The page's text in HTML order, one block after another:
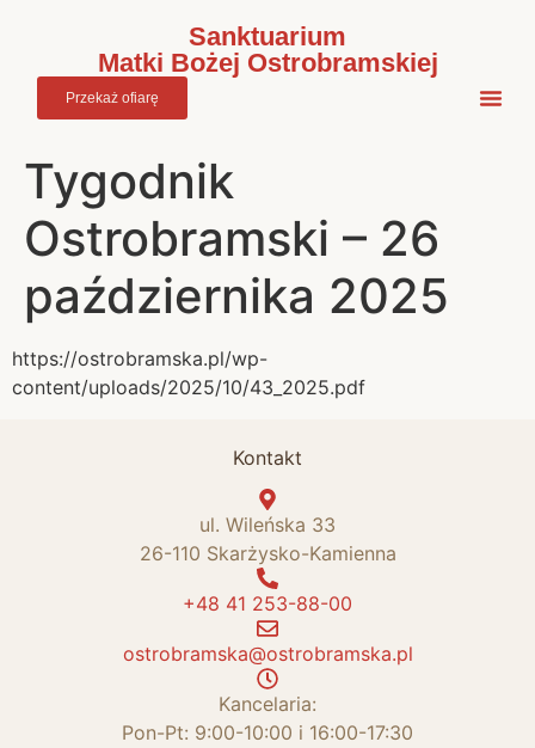
Sanktuarium
Matki Bożej Ostrobramskiej
Przekaż ofiarę
Tygodnik
Ostrobramski – 26
października 2025
https://ostrobramska.pl/wp-
content/uploads/2025/10/43_2025.pdf
Kontakt
ul. Wileńska 33
26-110 Skarżysko-Kamienna
+48 41 253-88-00
ostrobramska@ostrobramska.pl
Kancelaria:
Pon-Pt: 9:00-10:00 i 16:00-17:30